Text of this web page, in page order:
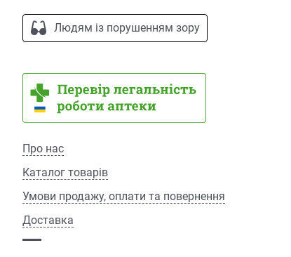
Людям із порушенням зору
Про нас
Каталог товарів
Умови продажу, оплати та повернення
Доставка